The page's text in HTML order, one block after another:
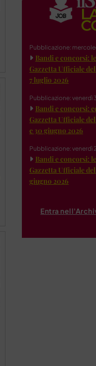
Pubblicazione:
Bandi e concorsi:
Gazzetta Ufficiale
7 luglio 2026
Pubblicazione: venerdì
Bandi e concorsi:
Gazzetta Ufficiale
e 30 giugno 2026
Pubblicazione: venerdì
Bandi e concorsi:
Gazzetta Ufficiale
giugno 2026
Entra